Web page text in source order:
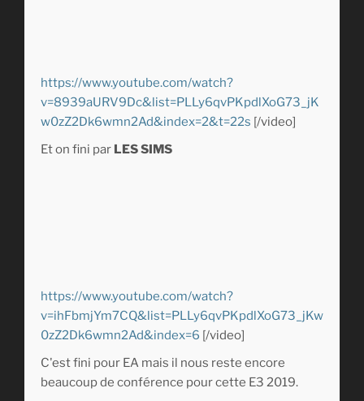
https://www.youtube.com/watch?
v=8939aURV9Dc&list=PLLy6qvPKpdlXoG73_jK
w0zZ2Dk6wmn2Ad&index=2&t=22s [/video]
Et on fini par LES SIMS
https://www.youtube.com/watch?
v=ihFbmjYm7CQ&list=PLLy6qvPKpdlXoG73_jKw
0zZ2Dk6wmn2Ad&index=6 [/video]
C'est fini pour EA mais il nous reste encore
beaucoup de conférence pour cette E3 2019.